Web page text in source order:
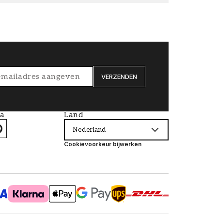
VERZENDEN
Land
Nederland
Cookievoorkeur bijwerken